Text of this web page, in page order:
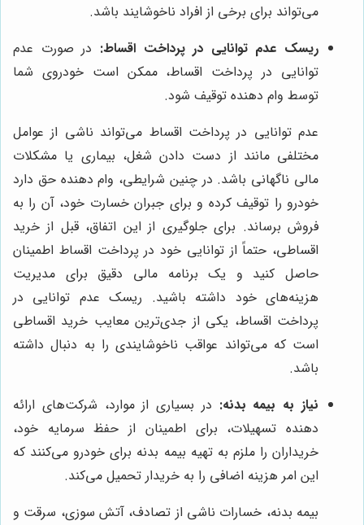
می‌تواند برای برخی از افراد ناخوشایند باشد.
ریسک عدم توانایی در پرداخت اقساط: در صورت عدم
توانایی در پرداخت اقساط، ممکن است خودروی شما
توسط وام دهنده توقیف شود.
عدم توانایی در پرداخت اقساط می‌تواند ناشی از عوامل
مختلفی مانند از دست دادن شغل، بیماری یا مشکلات
مالی ناگهانی باشد. در چنین شرایطی، وام دهنده حق دارد
خودرو را توقیف کرده و برای جبران خسارت خود، آن را به
فروش برساند. برای جلوگیری از این اتفاق، قبل از خرید
اقساطی، حتماً از توانایی خود در پرداخت اقساط اطمینان
حاصل کنید و یک برنامه مالی دقیق برای مدیریت
هزینه‌های خود داشته باشید. ریسک عدم توانایی در
پرداخت اقساط، یکی از جدی‌ترین معایب خرید اقساطی
است که می‌تواند عواقب ناخوشایندی را به دنبال داشته
باشد.
نیاز به بیمه بدنه: در بسیاری از موارد، شرکت‌های ارائه
دهنده تسهیلات، برای اطمینان از حفظ سرمایه خود،
خریداران را ملزم به تهیه بیمه بدنه برای خودرو می‌کنند که
این امر هزینه اضافی را به خریدار تحمیل می‌کند.
بیمه بدنه، خسارات ناشی از تصادف، آتش سوزی، سرقت و